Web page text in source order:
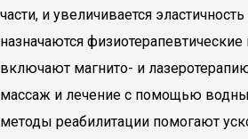
части, и увеличивается
назначаются
включают магнито- и
массаж и лечение с помощью
методы реабилитации помогают